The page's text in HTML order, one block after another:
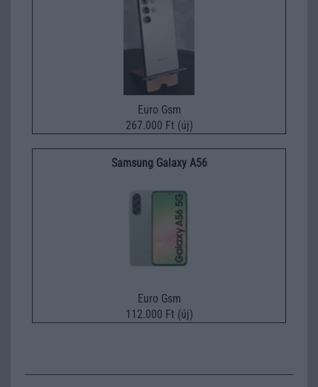
Euro Gsm
267.000 Ft (új)
Samsung Galaxy A56
Euro Gsm
112.000 Ft (új)